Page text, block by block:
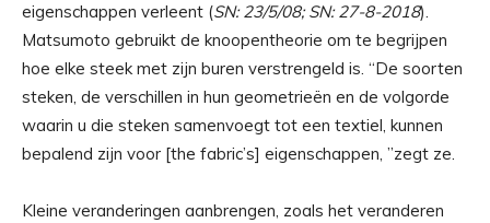
eigenschappen verleent (SN: 23/5/08; SN: 27-8-2018).
Matsumoto gebruikt de knoopentheorie om te begrijpen
hoe elke steek met zijn buren verstrengeld is. “De soorten
steken, de verschillen in hun geometrieën en de volgorde
waarin u die steken samenvoegt tot een textiel, kunnen
bepalend zijn voor [the fabric’s] eigenschappen, ”zegt ze.
Kleine veranderingen aanbrengen, zoals het veranderen